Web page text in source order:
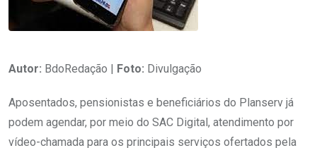
Autor: BdoRedação | Foto: Divulgação
Aposentados, pensionistas e beneficiários do Planserv já
podem agendar, por meio do SAC Digital, atendimento por
vídeo-chamada para os principais serviços ofertados pela